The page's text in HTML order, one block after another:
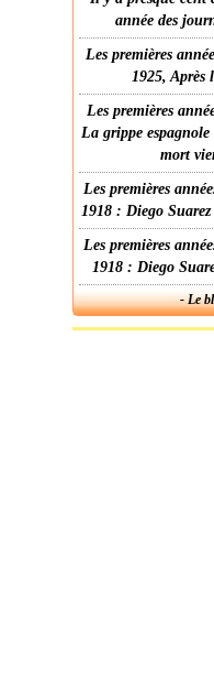
année des
Les premières
1925,
Les premières
La grippe
mort
Les premières
1918 : Diego
Les premières
1918 : Diego
- Le